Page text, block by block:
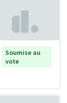
Soumise au
vote